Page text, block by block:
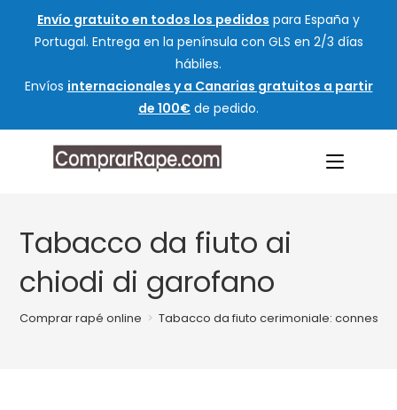
Envío gratuito en todos los pedidos para España y
Portugal. Entrega en la península con GLS en 2/3 días
hábiles.
Envíos internacionales y a Canarias gratuitos a partir
de 100€ de pedido.
Tabacco da fiuto ai
chiodi di garofano
Comprar rapé online > Tabacco da fiuto cerimoniale: